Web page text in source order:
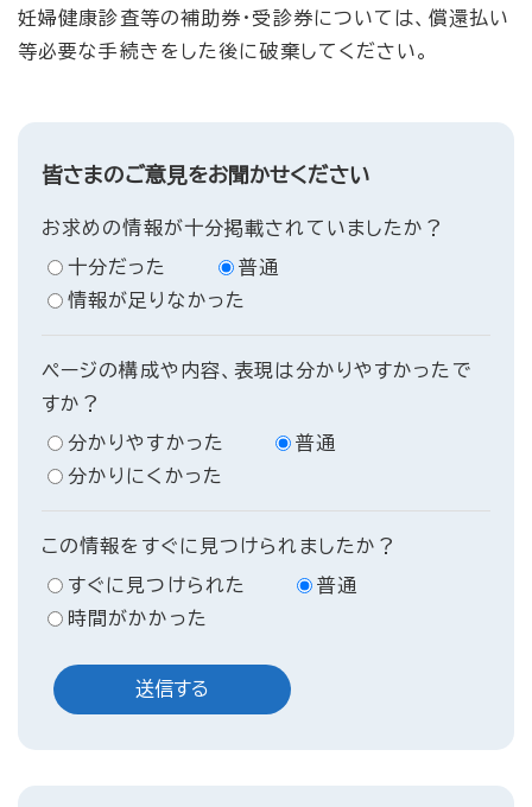
妊婦健康診査等の補助券・受診券については、償還払い
等必要な手続きをした後に破棄してください。
皆さまのご意見をお聞かせください
お求めの情報が十分掲載されていましたか？
十分だった
普通
情報が足りなかった
ページの構成や内容、表現は分かりやすかったで
すか？
分かりやすかった
普通
分かりにくかった
この情報をすぐに見つけられましたか？
すぐに見つけられた
普通
時間がかかった